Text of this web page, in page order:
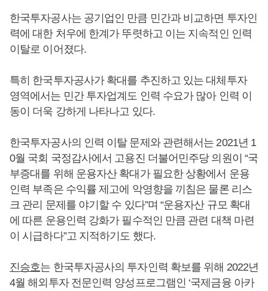
한국투자공사는 공기업인 만큼 민간과 비교하면 투자인
력에 대한 처우에 한계가 뚜렷하고 이는 지속적인 인력
이탈로 이어졌다.
특히 한국투자공사가 확대를 추진하고 있는 대체투자
영역에서는 민간 투자업계도 인력 수요가 많아 인력 이
동이 더욱 강하게 나타나고 있다.
한국투자공사의 인력 이탈 문제와 관련해서는 2021년 1
0월 국회 국정감사에서 고용진 더불어민주당 의원이 “국
부증대를 위해 운용자산 확대가 필요한 상황에서 운용
인력 부족은 수익률 제고에 악영향을 끼침은 물론 리스
크 관리 문제를 야기할 수 있다”며 “운용자산 규모 확대
에 따른 운용인력 강화가 필수적인 만큼 관련 대책 마련
이 시급하다”고 지적하기도 했다.
진승호는 한국투자공사의 투자인력 확보를 위해 2022년
4월 해외투자 전문인력 양성프로그램인 ‘국제금융 아카